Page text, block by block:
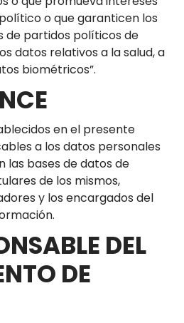
o que garanticen los
de partidos políticos de
datos relativos a la salud, a
biométricos”.
en el presente
a los datos personales
las bases de datos de
de los mismos,
y los encargados del
DEL
DE